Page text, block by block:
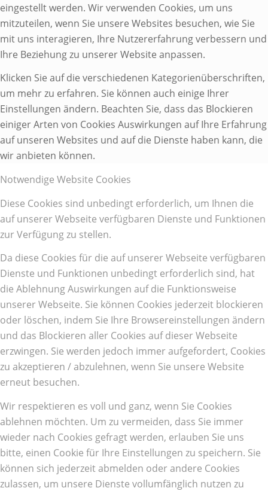
eingestellt werden. Wir verwenden Cookies, um uns
mitzuteilen, wenn Sie unsere Websites besuchen, wie Sie
mit uns interagieren, Ihre Nutzererfahrung verbessern und
Ihre Beziehung zu unserer Website anpassen.
Klicken Sie auf die verschiedenen Kategorienüberschriften,
um mehr zu erfahren. Sie können auch einige Ihrer
Einstellungen ändern. Beachten Sie, dass das Blockieren
einiger Arten von Cookies Auswirkungen auf Ihre Erfahrung
auf unseren Websites und auf die Dienste haben kann, die
wir anbieten können.
Notwendige Website Cookies
Diese Cookies sind unbedingt erforderlich, um Ihnen die
auf unserer Webseite verfügbaren Dienste und Funktionen
zur Verfügung zu stellen.
Da diese Cookies für die auf unserer Webseite verfügbaren
Dienste und Funktionen unbedingt erforderlich sind, hat
die Ablehnung Auswirkungen auf die Funktionsweise
unserer Webseite. Sie können Cookies jederzeit blockieren
oder löschen, indem Sie Ihre Browsereinstellungen ändern
und das Blockieren aller Cookies auf dieser Webseite
erzwingen. Sie werden jedoch immer aufgefordert, Cookies
zu akzeptieren / abzulehnen, wenn Sie unsere Website
erneut besuchen.
Wir respektieren es voll und ganz, wenn Sie Cookies
ablehnen möchten. Um zu vermeiden, dass Sie immer
wieder nach Cookies gefragt werden, erlauben Sie uns
bitte, einen Cookie für Ihre Einstellungen zu speichern. Sie
können sich jederzeit abmelden oder andere Cookies
zulassen, um unsere Dienste vollumfänglich nutzen zu